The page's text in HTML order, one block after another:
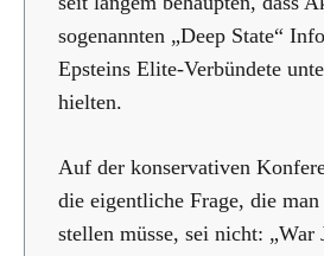
sogenannten „Deep State“
Epsteins Elite-Verbündete
hielten.
Auf der konservativen
die eigentliche Frage, die
stellen müsse, sei nicht: „War